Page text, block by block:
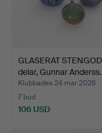
GLASERAT
delar, Gunnar
Klubbades 24 mar 2026
7 bud
106 USD